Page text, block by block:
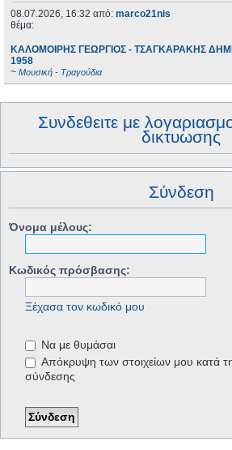
08.07.2026, 16:32 από: marco21nis
θέμα:
ΚΑΛΟΜΟΙΡΗΣ ΓΕΩΡΓΙΟΣ - ΤΣΑΓΚΑΡΑΚΗΣ
1958
~ Μουσική - Τραγούδια
Συνδεθειτε με
δικτυωσης
Σύνδεση
Όνομα μέλους:
Κωδικός πρόσβασης:
Ξέχασα τον κωδικό μου
Να με θυμάσαι
Απόκρυψη των στοιχείων μου κατά τη
σύνδεσης